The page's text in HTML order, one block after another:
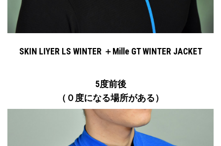
SKIN LIYER LS WINTER ＋Mille GT WINTER JACKET
5度前後
（０度になる場所がある）